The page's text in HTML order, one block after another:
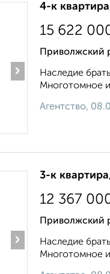
›
4-к
15 622
Приволжский
Наследие
Многотомное
Агентство,
›
3-к
12 367
Приволжский
Наследие
Многотомное